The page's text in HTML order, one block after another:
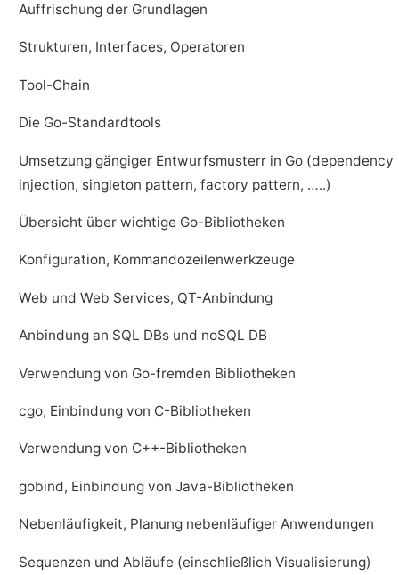
Auffrischung der Grundlagen
Strukturen, Interfaces, Operatoren
Tool-Chain
Die Go-Standardtools
Umsetzung gängiger Entwurfsmusterr in Go (dependency
injection, singleton pattern, factory pattern, …..)
Übersicht über wichtige Go-Bibliotheken
Konfiguration, Kommandozeilenwerkzeuge
Web und Web Services, QT-Anbindung
Anbindung an SQL DBs und noSQL DB
Verwendung von Go-fremden Bibliotheken
cgo, Einbindung von C-Bibliotheken
Verwendung von C++-Bibliotheken
gobind, Einbindung von Java-Bibliotheken
Nebenläufigkeit, Planung nebenläufiger Anwendungen
Sequenzen und Abläufe (einschließlich Visualisierung)